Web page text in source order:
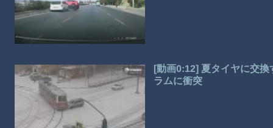
[動画0:12] 夏タイヤに交
ラムに衝突